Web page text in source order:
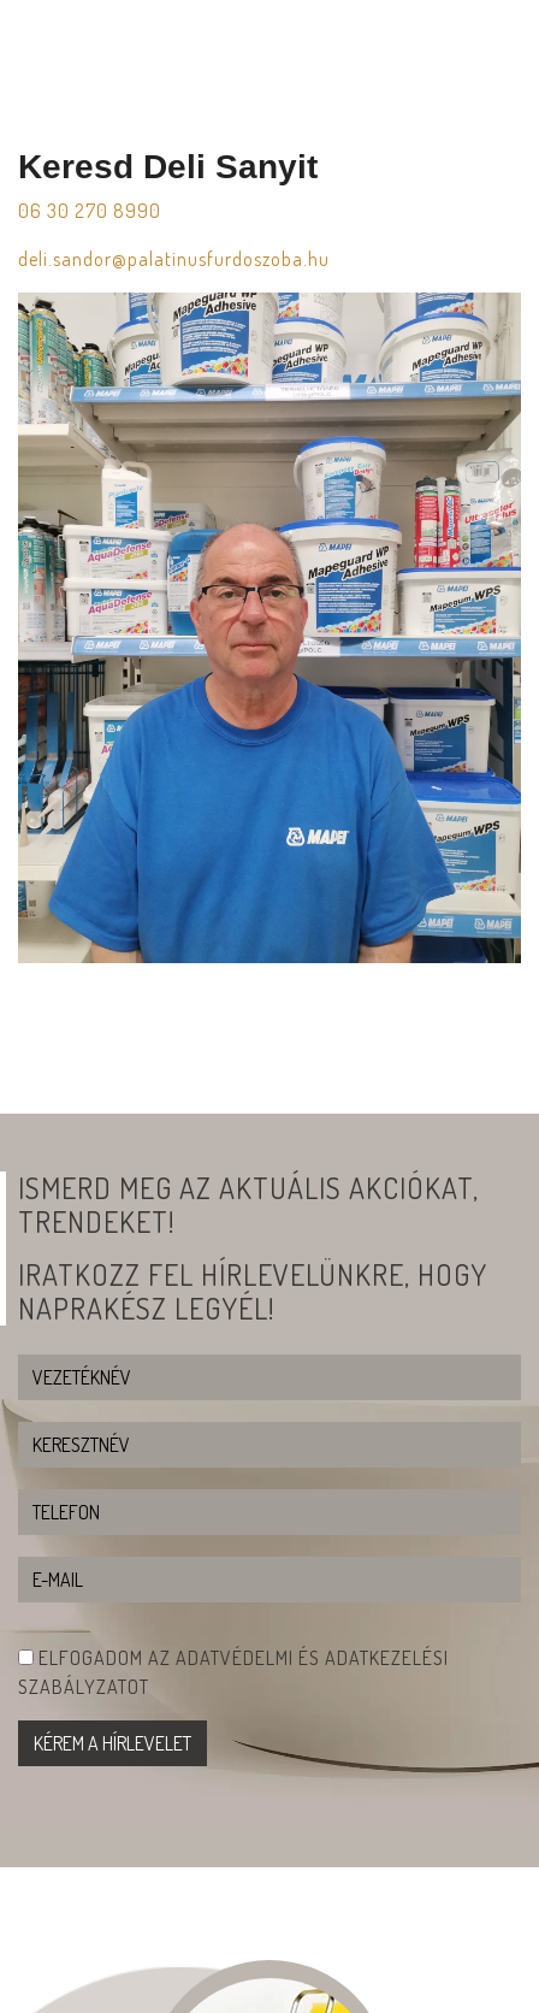
Keresd Deli Sanyit
06 30 270 8990
​deli.sandor@palatinusfurdoszoba.hu
ISMERD MEG AZ AKTUÁLIS AKCIÓKAT,
TRENDEKET!
IRATKOZZ FEL HÍRLEVELÜNKRE, HOGY
NAPRAKÉSZ LEGYÉL!
ELFOGADOM AZ ADATVÉDELMI ÉS ADATKEZELÉSI
SZABÁLYZATOT